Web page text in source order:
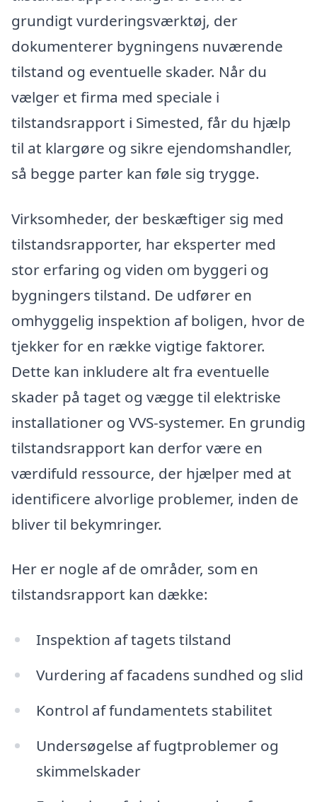
grundigt vurderingsværktøj, der
dokumenterer bygningens nuværende
tilstand og eventuelle skader. Når du
vælger et firma med speciale i
tilstandsrapport i Simested, får du hjælp
til at klargøre og sikre ejendomshandler,
så begge parter kan føle sig trygge.
Virksomheder, der beskæftiger sig med
tilstandsrapporter, har eksperter med
stor erfaring og viden om byggeri og
bygningers tilstand. De udfører en
omhyggelig inspektion af boligen, hvor de
tjekker for en række vigtige faktorer.
Dette kan inkludere alt fra eventuelle
skader på taget og vægge til elektriske
installationer og VVS-systemer. En grundig
tilstandsrapport kan derfor være en
værdifuld ressource, der hjælper med at
identificere alvorlige problemer, inden de
bliver til bekymringer.
Her er nogle af de områder, som en
tilstandsrapport kan dække:
Inspektion af tagets tilstand
Vurdering af facadens sundhed og slid
Kontrol af fundamentets stabilitet
Undersøgelse af fugtproblemer og
skimmelskader